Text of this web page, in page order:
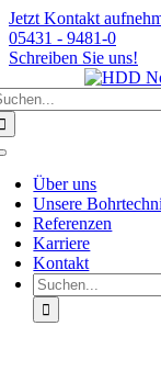
Jetzt Kontakt
05431 - 9481-0
Schreiben Sie uns!
Inhalt
springen
Über uns
Unsere
Referenzen
Karriere
Kontakt
Suche
nach: